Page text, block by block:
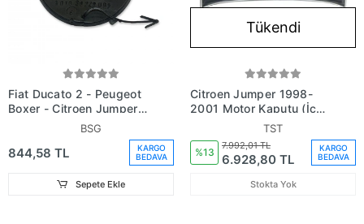
Fiat Ducato 2 - Peugeot
Boxer - Citroen Jumper
2001-2006 - Sürgülü
Kapı Kolu Dış Açma (Oem
No (735307399 )
BSG
844,58 TL
KARGO
BEDAVA
Sepete Ekle
Tükendi
Citroen Jumper 1998-
2001 Motor Kaputu (İceli
- Çekomastikli) (Eagle
Body) (Oem No:
1300732080)
TST
%13
7.992,01 TL
6.928,80 TL
KARGO
BEDAVA
Stokta Yok